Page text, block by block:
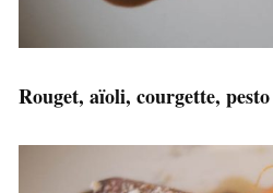
Rouget, aïoli, courgette,